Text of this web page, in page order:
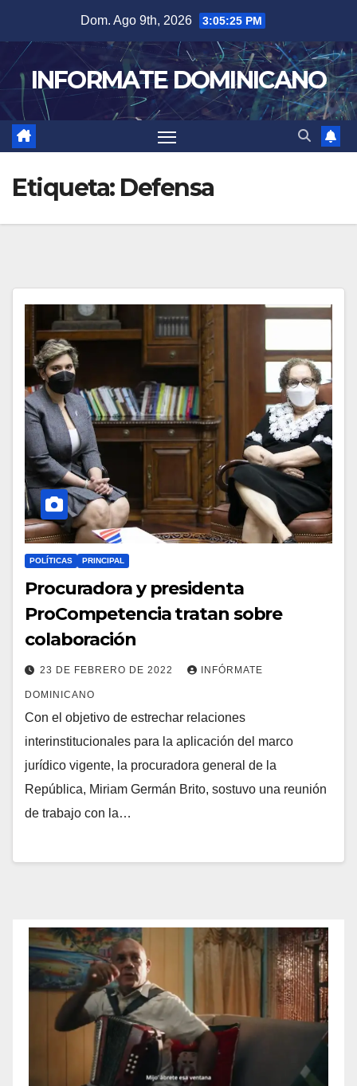
content
Dom. Ago 9th, 2026 3:05:25 PM
INFORMATE DOMINICANO
Etiqueta: Defensa
POLÍTICAS PRINCIPAL
Procuradora y presidenta
ProCompetencia tratan sobre
colaboración
23 DE FEBRERO DE 2022 INFÓRMATE
DOMINICANO
Con el objetivo de estrechar relaciones
interinstitucionales para la aplicación del marco
jurídico vigente, la procuradora general de la
República, Miriam Germán Brito, sostuvo una reunión
de trabajo con la…